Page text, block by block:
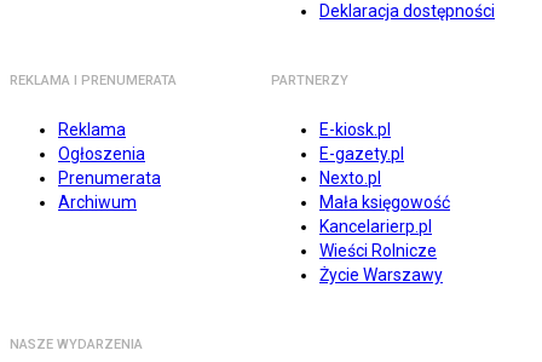
Deklaracja dostępności
REKLAMA I PRENUMERATA
Reklama
Ogłoszenia
Prenumerata
Archiwum
PARTNERZY
E-kiosk.pl
E-gazety.pl
Nexto.pl
Mała księgowość
Kancelarierp.pl
Wieści Rolnicze
Życie Warszawy
NASZE WYDARZENIA